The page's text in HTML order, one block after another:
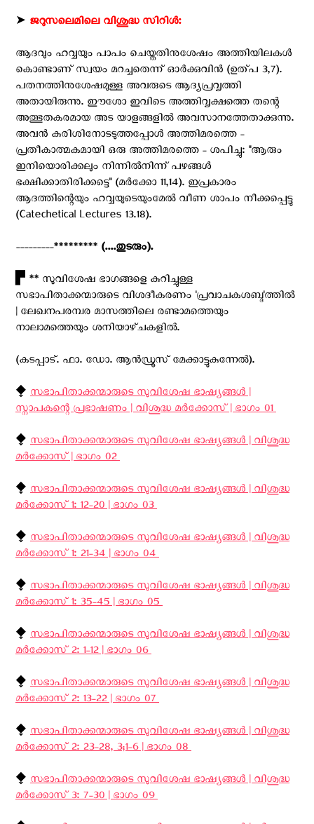
➤ ജറുസലെമിലെ വിശുദ്ധ സിറിള്‍:
ആദവും ഹവ്വയും പാപം ചെയ്തതിനുശേഷം അത്തിയിലകള്‍
കൊണ്ടാണ് സ്വയം മറച്ചതെന്ന് ഓര്‍ക്കുവിന്‍ (ഉത്പ 3,7).
പതനത്തിനുശേഷമുള്ള അവരുടെ ആദ്യപ്രവൃത്തി
അതായിരുന്നു. ഈശോ ഇവിടെ അത്തിവൃക്ഷത്തെ തന്റെ
അത്ഭുതകരമായ അട യാളങ്ങളില്‍ അവസാനത്തേതാക്കുന്നു.
അവന്‍ കുരിശിനോടടുത്തപ്പോള്‍ അത്തിമരത്തെ -
പ്രതീകാത്മകമായി ഒരു അത്തിമരത്തെ - ശപിച്ചു: ''ആരും
ഇനിയൊരിക്കലും നിന്നില്‍നിന്ന് പഴങ്ങള്‍
ഭക്ഷിക്കാതിരിക്കട്ടെ'' (മര്‍ക്കോ 11,14). ഇപ്രകാരം
ആദത്തിന്റെയും ഹവ്വയുടെയുംമേല്‍ വീണ ശാപം നീക്കപ്പെട്ടു
(Catechetical Lectures 13.18).
---------********* (....തുടരും).
▛ ** സുവിശേഷ ഭാഗങ്ങളെ കുറിച്ചുള്ള
സഭാപിതാക്കന്മാരുടെ വിശദീകരണം 'പ്രവാചകശബ്ദ'ത്തിൽ
| ലേഖനപരമ്പര മാസത്തിലെ രണ്ടാമത്തെയും
നാലാമത്തെയും ശനിയാഴ്‌ചകളിൽ.
(കടപ്പാട്. ഫാ. ഡോ. ആന്‍ഡ്രൂസ് മേക്കാട്ടുകുന്നേല്‍).
⧪ സഭാപിതാക്കന്മാരുടെ സുവിശേഷ ഭാഷ്യങ്ങള്‍ |
സ്നാപകന്റെ പ്രഭാഷണം | വിശുദ്ധ മര്‍ക്കോസ് | ഭാഗം 01 ‍
⧪ സഭാപിതാക്കന്മാരുടെ സുവിശേഷ ഭാഷ്യങ്ങള്‍ | വിശുദ്ധ
മര്‍ക്കോസ് | ഭാഗം 02 ‍
⧪ സഭാപിതാക്കന്മാരുടെ സുവിശേഷ ഭാഷ്യങ്ങള്‍ | വിശുദ്ധ
മര്‍ക്കോസ് 1: 12-20 | ഭാഗം 03 ‍
⧪ സഭാപിതാക്കന്മാരുടെ സുവിശേഷ ഭാഷ്യങ്ങള്‍ | വിശുദ്ധ
മര്‍ക്കോസ് 1: 21-34 | ഭാഗം 04 ‍
⧪ സഭാപിതാക്കന്മാരുടെ സുവിശേഷ ഭാഷ്യങ്ങള്‍ | വിശുദ്ധ
മര്‍ക്കോസ് 1: 35-45 | ഭാഗം 05 ‍
⧪ സഭാപിതാക്കന്മാരുടെ സുവിശേഷ ഭാഷ്യങ്ങള്‍ | വിശുദ്ധ
മര്‍ക്കോസ് 2: 1-12 | ഭാഗം 06 ‍
⧪ സഭാപിതാക്കന്മാരുടെ സുവിശേഷ ഭാഷ്യങ്ങള്‍ | വിശുദ്ധ
മര്‍ക്കോസ് 2: 13-22 | ഭാഗം 07 ‍
⧪ സഭാപിതാക്കന്മാരുടെ സുവിശേഷ ഭാഷ്യങ്ങള്‍ | വിശുദ്ധ
മര്‍ക്കോസ് 2: 23-28, 3;1-6 | ഭാഗം 08 ‍
⧪ സഭാപിതാക്കന്മാരുടെ സുവിശേഷ ഭാഷ്യങ്ങള്‍ | വിശുദ്ധ
മര്‍ക്കോസ് 3: 7-30 | ഭാഗം 09 ‍